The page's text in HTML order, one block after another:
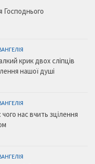
крик двох сліпців
нашої душі
нас вчить зцілення